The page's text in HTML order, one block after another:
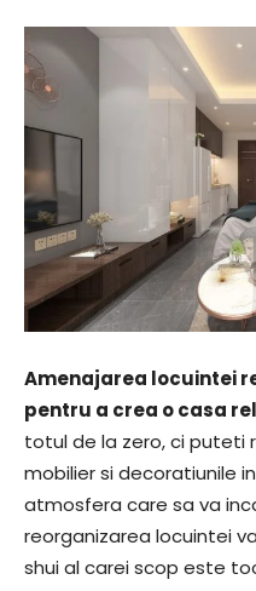
Amenajarea locuintei
pentru a crea o casa
totul de la zero, ci puteti
mobilier si decoratiunile
atmosfera care sa va
reorganizarea locuintei
shui al carei scop este